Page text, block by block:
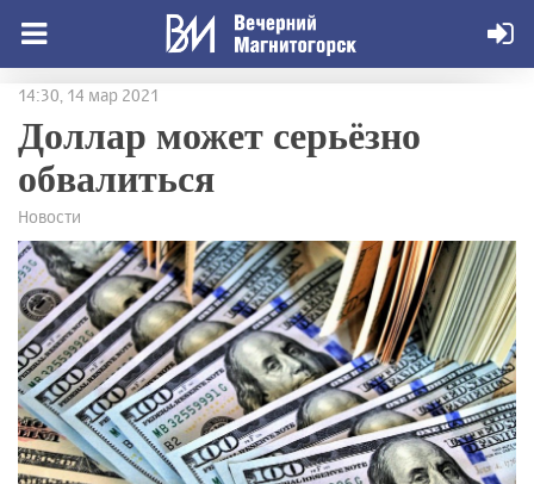
14:30, 14 мар 2021
Доллар может серьёзно
обвалиться
Новости